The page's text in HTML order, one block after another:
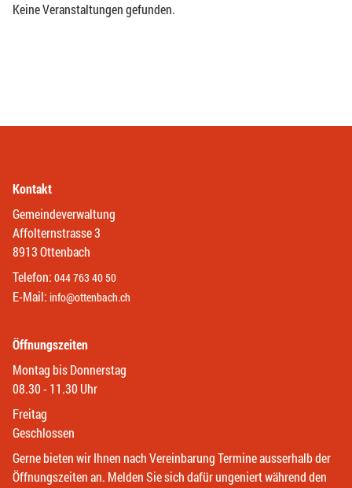
Keine Veranstaltungen gefunden.
Kontakt
Gemeindeverwaltung
Affolternstrasse 3
8913 Ottenbach
Telefon: 044 763 40 50
E-Mail: info@ottenbach.ch
Öffnungszeiten
Montag bis Donnerstag
08.30 - 11.30 Uhr
Freitag
Geschlossen
Gerne bieten wir Ihnen nach Vereinbarung Termine ausserhalb der
Öffnungszeiten an. Melden Sie sich dafür ungeniert während den